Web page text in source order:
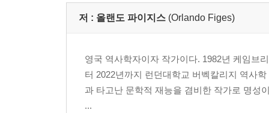
수용소에서 풀려난 사람들
“그녀는 내가 알던 어머니가 아니었습니다.”
저 : 올랜도 파이지스 (Orlando Figes)
영국 역사학자이자 작가이다. 1982년 케임브
터 2022년까지 런던대학교 버벡칼리지 역사
과 타고난 문학적 재능을 겸비한 작가로 명성
...